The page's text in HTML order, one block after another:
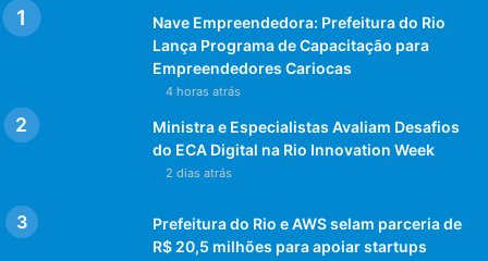
Inscrições:
http://www.greennationfest.com.br/pt/mostra_detalhe/8/M
1.148
Nave Empreendedora: Prefeitura do Rio
Lança Programa de Capacitação para
Empreendedores Cariocas
4 horas atrás
Ministra e Especialistas Avaliam Desafios
do ECA Digital na Rio Innovation Week
2 dias atrás
Prefeitura do Rio e AWS selam parceria de
R$ 20,5 milhões para apoiar startups